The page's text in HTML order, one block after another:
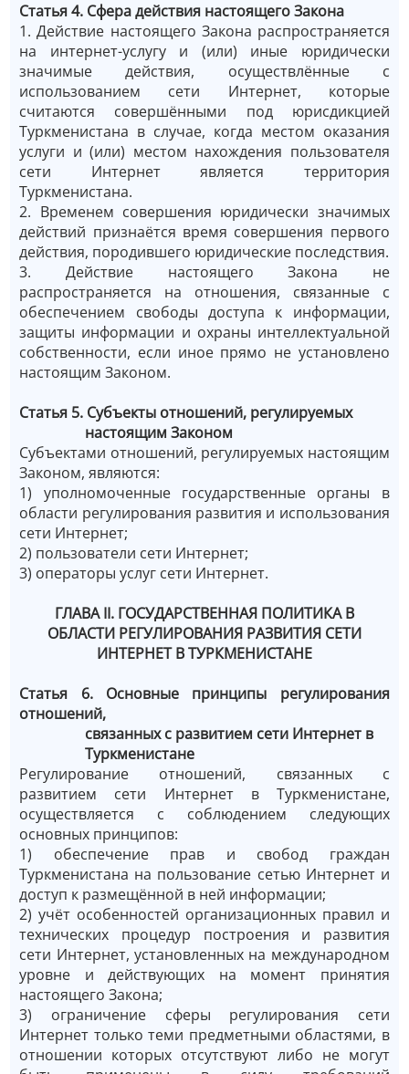
Статья 4. Сфера действия настоящего Закона
1. Действие настоящего Закона распространяется
на интернет-услугу и (или) иные юридически
значимые действия, осуществлённые с
использованием сети Интернет, которые
считаются совершёнными под юрисдикцией
Туркменистана в случае, когда местом оказания
услуги и (или) местом нахождения пользователя
сети Интернет является территория
Туркменистана.
2. Временем совершения юридически значимых
действий признаётся время совершения первого
действия, породившего юридические последствия.
3. Действие настоящего Закона не
распространяется на отношения, связанные с
обеспечением свободы доступа к информации,
защиты информации и охраны интеллектуальной
собственности, если иное прямо не установлено
настоящим Законом.
Статья 5. Субъекты отношений, регулируемых
настоящим Законом
Субъектами отношений, регулируемых настоящим
Законом, являются:
1) уполномоченные государственные органы в
области регулирования развития и использования
сети Интернет;
2) пользователи сети Интернет;
3) операторы услуг сети Интернет.
ГЛАВА II. ГОСУДАРСТВЕННАЯ ПОЛИТИКА В
ОБЛАСТИ РЕГУЛИРОВАНИЯ РАЗВИТИЯ СЕТИ
ИНТЕРНЕТ В ТУРКМЕНИСТАНЕ
Статья 6. Основные принципы регулирования
отношений,
связанных с развитием сети Интернет в
Туркменистане
Регулирование отношений, связанных с
развитием сети Интернет в Туркменистане,
осуществляется с соблюдением следующих
основных принципов:
1) обеспечение прав и свобод граждан
Туркменистана на пользование сетью Интернет и
доступ к размещённой в ней информации;
2) учёт особенностей организационных правил и
технических процедур построения и развития
сети Интернет, установленных на международном
уровне и действующих на момент принятия
настоящего Закона;
3) ограничение сферы регулирования сети
Интернет только теми предметными областями, в
отношении которых отсутствуют либо не могут